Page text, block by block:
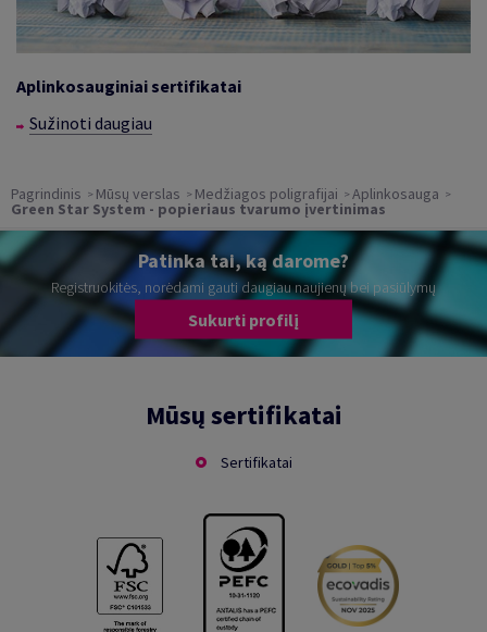
Aplinkosauginiai sertifikatai
Sužinoti daugiau
Pagrindinis Mūsų verslas Medžiagos poligrafijai Aplinkosauga
Green Star System - popieriaus tvarumo įvertinimas
Patinka tai, ką darome?
Registruokitės, norėdami gauti daugiau naujienų bei pasiūlymų
Sukurti profilį
Mūsų sertifikatai
Sertifikatai